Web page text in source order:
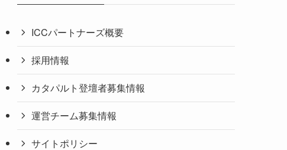
ICCパートナーズ概要
採用情報
カタパルト登壇者募集情報
運営チーム募集情報
サイトポリシー